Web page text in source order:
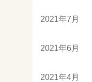
2021年7月
2021年6月
2021年4月